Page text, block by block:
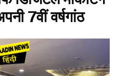
7वीं वर्षगांठ